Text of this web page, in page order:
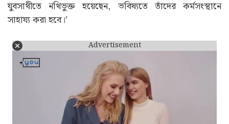
যুবসাথীতে নথিভুক্ত হয়েছেন, ভবিষ্যতে তাঁদের কর্মসংস্থানে
সাহায্য করা হবে।’
Advertisement